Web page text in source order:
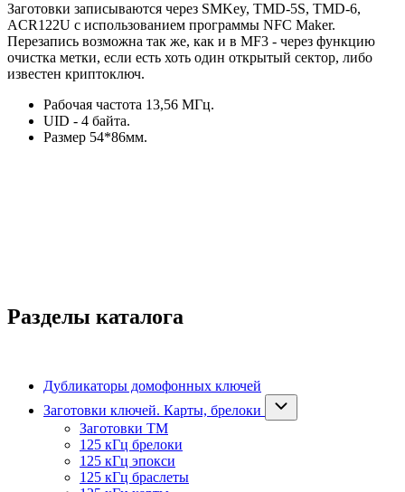
Заготовки записываются через SMKey, TMD-5S, TMD-6,
ACR122U с использованием программы NFC Maker.
Перезапись возможна так же, как и в MF3 - через функцию
очистка метки, если есть хоть один открытый сектор, либо
известен криптоключ.
Рабочая частота 13,56 МГц.
UID - 4 байта.
Размер 54*86мм.
Разделы каталога
Дубликаторы домофонных ключей
Заготовки ключей. Карты, брелоки
Заготовки ТМ
125 кГц брелоки
125 кГц эпокси
125 кГц браслеты